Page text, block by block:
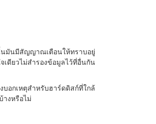
มันมีสัญญาณเตือนให้ทราบอยู่
เดียวไม่สำรองข้อมูลไว้ที่อื่นกัน
อกเหตุสำหรับฮาร์ดดิสก์ที่ใกล้
งหรือไม่